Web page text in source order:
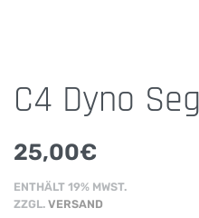
C4 Dyno
25,00€
ENTHÄLT 19% MWST.
ZZGL. VERSAND